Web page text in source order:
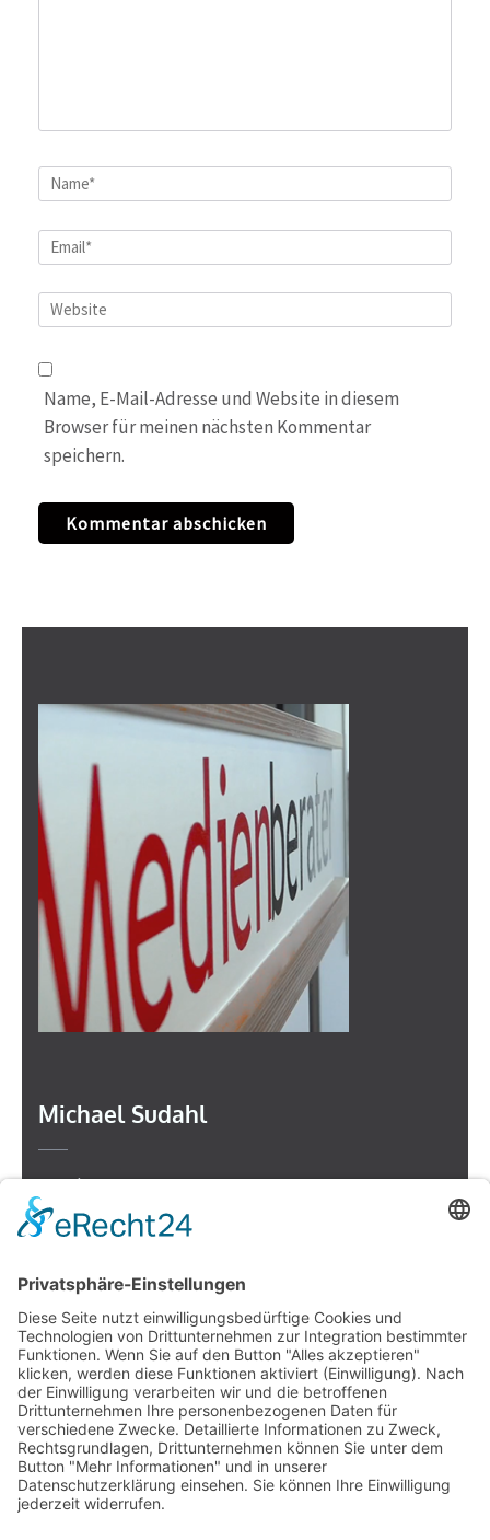
Name*
Email*
Website
Name, E-Mail-Adresse und Website in diesem
Browser für meinen nächsten Kommentar
speichern.
Michael Sudahl
Beethovenstr. 4
73614 Schorndorf
Telefon: 07181 477 9998
E-Mail: sudahl@der-medienberater.de
Leonhard Fromm
Goethestr. 27
73614 Schorndorf
Telefon. 07181 4769906
E-Mail:fromm@der-medienberater.de